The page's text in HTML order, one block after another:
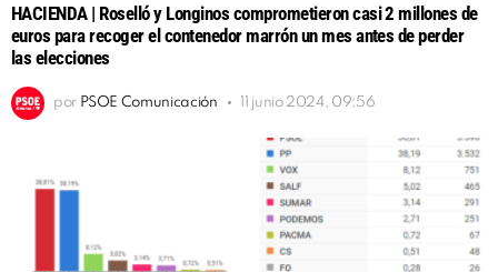
HACIENDA | Roselló y Longinos comprometieron casi 2 millones de
euros para recoger el contenedor marrón un mes antes de perder
las elecciones
por PSOE Comunicación 11 junio 2024, 09:56